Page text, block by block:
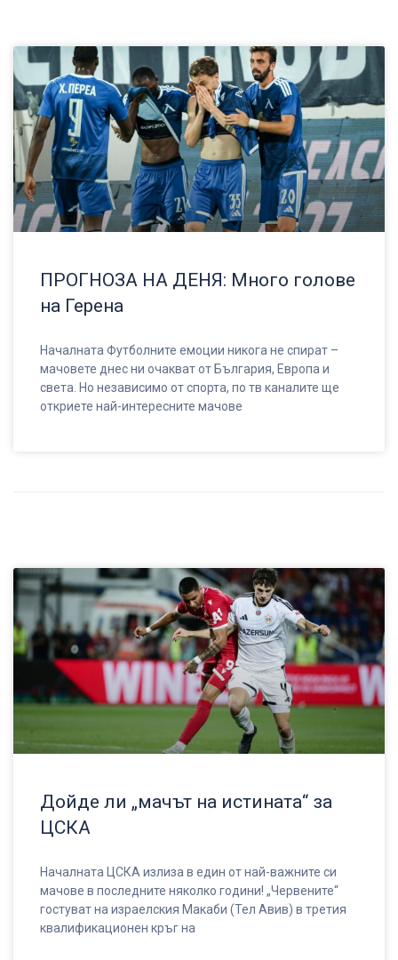
ПРОГНОЗА НА ДЕНЯ: Много голове
на Герена
Началната Футболните емоции никога не спират –
мачовете днес ни очакват от България, Европа и
света. Но независимо от спорта, по тв каналите ще
откриете най-интересните мачове
Дойде ли „мачът на истината“ за
ЦСКА
Началната ЦСКА излиза в един от най-важните си
мачове в последните няколко години! „Червените“
гостуват на израелския Макаби (Тел Авив) в третия
квалификационен кръг на